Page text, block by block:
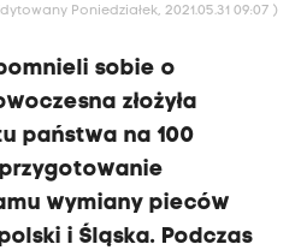
Poniedziałek, 2021.05.31 09:07 )
sobie o
złożyła
państwa na 100
wymiany pieców
i Śląska. Podczas